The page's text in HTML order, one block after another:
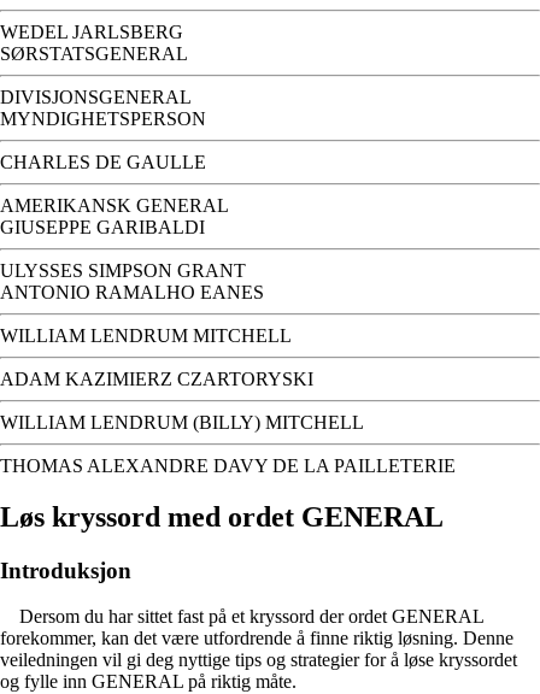
WEDEL JARLSBERG
SØRSTATSGENERAL
DIVISJONSGENERAL
MYNDIGHETSPERSON
CHARLES DE GAULLE
AMERIKANSK GENERAL
GIUSEPPE GARIBALDI
ULYSSES SIMPSON GRANT
ANTONIO RAMALHO EANES
WILLIAM LENDRUM MITCHELL
ADAM KAZIMIERZ CZARTORYSKI
WILLIAM LENDRUM (BILLY) MITCHELL
THOMAS ALEXANDRE DAVY DE LA PAILLETERIE
Løs kryssord med ordet GENERAL
Introduksjon
Dersom du har sittet fast på et kryssord der ordet GENERAL
forekommer, kan det være utfordrende å finne riktig løsning. Denne
veiledningen vil gi deg nyttige tips og strategier for å løse kryssordet
og fylle inn GENERAL på riktig måte.